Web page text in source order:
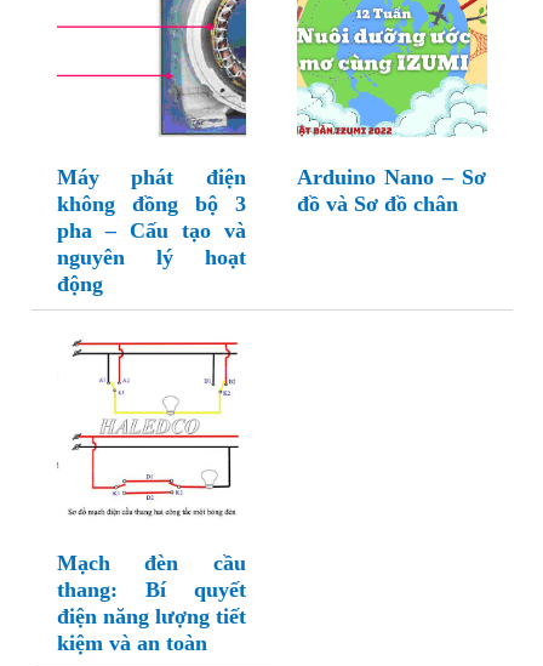
Máy phát điện
không đồng bộ 3
pha – Cấu tạo và
nguyên lý hoạt
động
Arduino Nano – Sơ
đồ và Sơ đồ chân
Mạch đèn cầu
thang: Bí quyết
điện năng lượng tiết
kiệm và an toàn